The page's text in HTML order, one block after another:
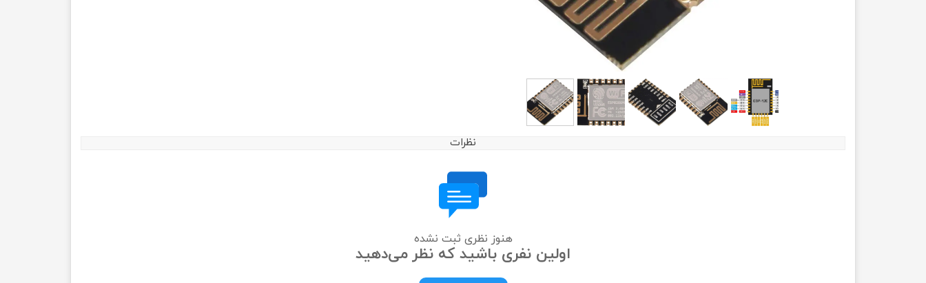
نظرات
هنوز نظری ثبت نشده
اولین نفری باشید که نظر می‌دهید